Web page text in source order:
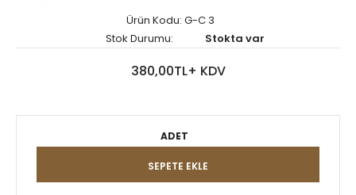
Ürün Kodu: G-C 3
Stok Durumu:
Stokta var
380,00TL+ KDV
ADET